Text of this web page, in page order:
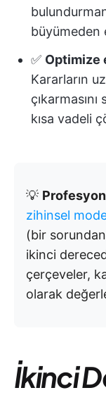
büyümeden
✅ Optimize
Kararların
kısa vadeli
💡
zihinsel
(bir
ikinci
çerçeveler,
olarak
İkinci